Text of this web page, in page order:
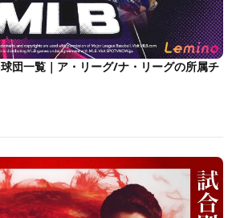
団一覧｜ア・リーグ/ナ・リーグの所属チ